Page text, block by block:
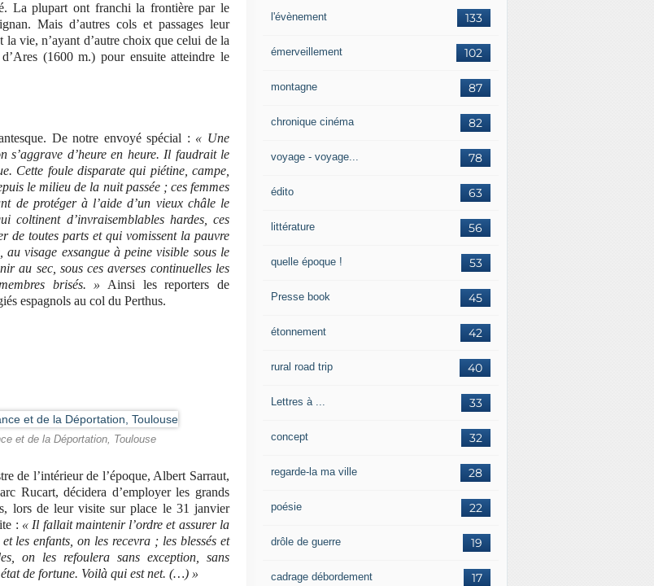
La plupart ont franchi la frontière par le
Mais d’autres cols et passages leur
vie, n’ayant d’autre choix que celui de la
(1600 m.) pour ensuite atteindre le
De notre envoyé spécial : « Une
d’heure en heure. Il faudrait le
Cette foule disparate qui piétine, campe,
le milieu de la nuit passée ; ces femmes
de protéger à l’aide d’un vieux châle le
coltinent d’invraisemblables hardes, ces
de toutes parts et qui vomissent la pauvre
visage exsangue à peine visible sous le
au sec, sous ces averses continuelles les
brisés. » Ainsi les reporters de
espagnols au col du Perthus.
et de la Déportation, Toulouse
de l’intérieur de l’époque, Albert Sarraut,
Rucart, décidera d’employer les grands
lors de leur visite sur place le 31 janvier
: « Il fallait maintenir l’ordre et assurer la
les enfants, on les recevra ; les blessés et
on les refoulera sans exception, sans
de fortune. Voilà qui est net. (…) »
133
l'évènement
102
émerveillement
87
montagne
82
chronique cinéma
78
voyage - voyage...
63
édito
56
littérature
53
quelle époque !
45
Presse book
42
étonnement
40
rural road trip
33
Lettres à ...
32
concept
28
regarde-la ma ville
22
poésie
19
drôle de guerre
17
cadrage débordement